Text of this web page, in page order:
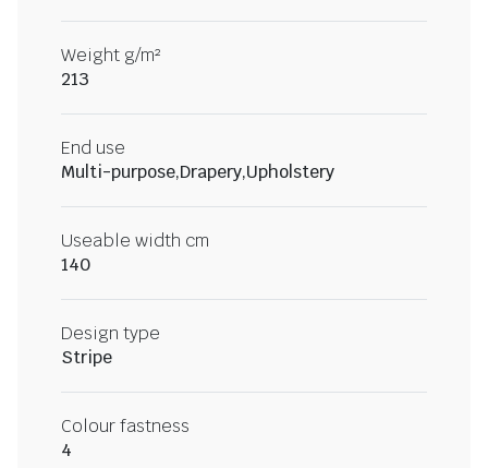
Weight g/m²
213
End use
Multi-purpose,Drapery,Upholstery
Useable width cm
140
Design type
Stripe
Colour fastness
4